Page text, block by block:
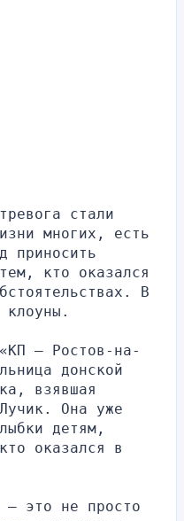
стали
многих, есть
приносить
кто оказался
В
— Ростов-на-
донской
взявшая
Она уже
детям,
оказался в
— это не просто